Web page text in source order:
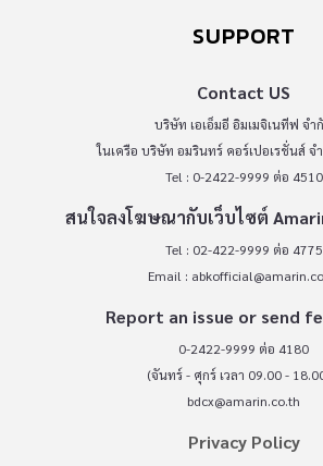
SUPPORT
Contact US
บริษัท เอเอ็มอี อิมเมจิเนทีฟ จำ
ในเครือ บริษัท อมรินทร์ คอร์เปอเรชั่นส์ จ
Tel : 0-2422-9999 ต่อ 4510
สนใจลงโฆษณากับเว็บไซต์
Tel : 02-422-9999 ต่อ 4775
Email :
Report an issue or send
0-2422-9999 ต่อ 4180
(จันทร์ - ศุกร์ เวลา 09.00 -
bdcx@amarin.co.th
Privacy Policy